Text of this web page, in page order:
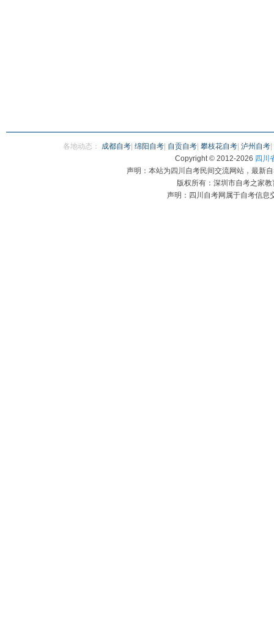
各地动态： 成都自考 绵阳自考 自贡自考 攀枝花自考 泸州自考
Copyright © 2012-2026 四川
声明：本站为四川自考民间交流网站，最新
版权所有：深圳市自考之家
声明：四川自考网属于自考信息